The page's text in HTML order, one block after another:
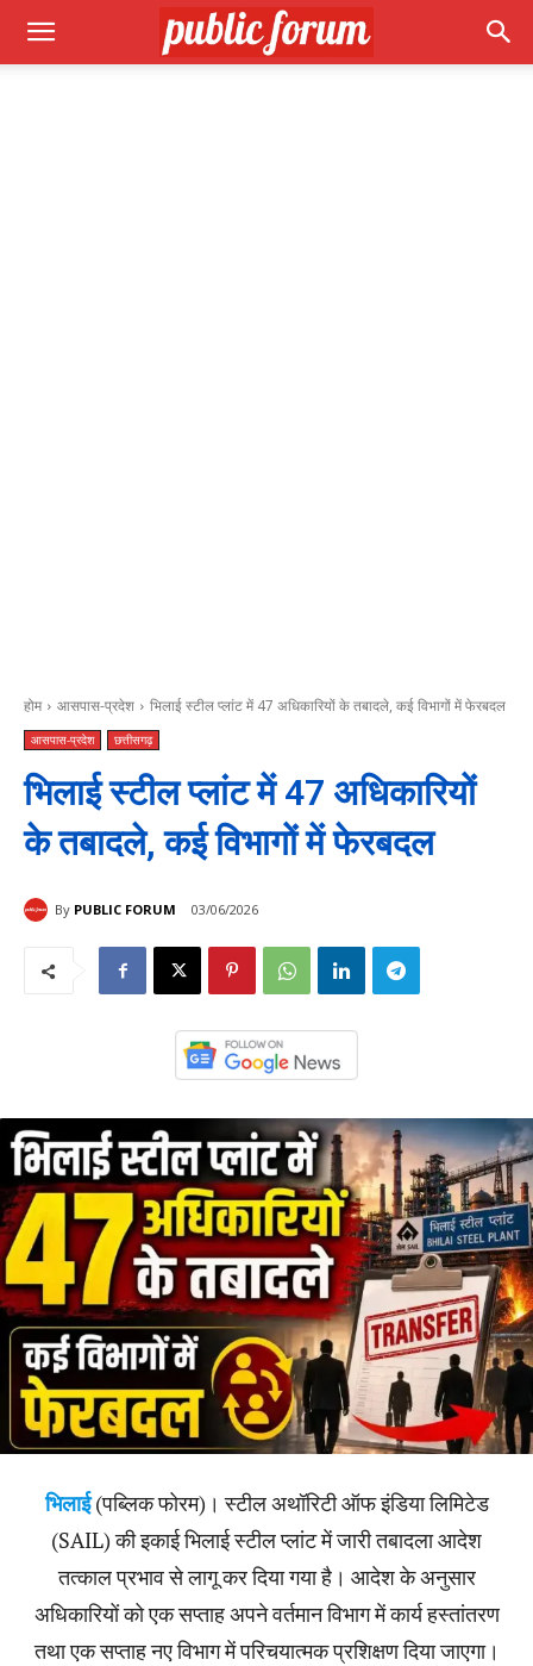
होम आसपास-प्रदेश भिलाई स्टील प्लांट में 47 अधिकारियों के तबादले, कई विभागों में फेरबदल
आसपास-प्रदेश छत्तीसगढ़
भिलाई स्टील प्लांट में 47 अधिकारियों
के तबादले, कई विभागों में फेरबदल
By PUBLIC FORUM 03/06/2026
भिलाई(पब्लिक फोरम)। स्टील अथॉरिटी ऑफ इंडिया लिमिटेड
(SAIL) की इकाई भिलाई स्टील प्लांट में जारी तबादला आदेश
तत्काल प्रभाव से लागू कर दिया गया है। आदेश के अनुसार
अधिकारियों को एक सप्ताह अपने वर्तमान विभाग में कार्य हस्तांतरण
तथा एक सप्ताह नए विभाग में परिचयात्मक प्रशिक्षण दिया जाएगा।